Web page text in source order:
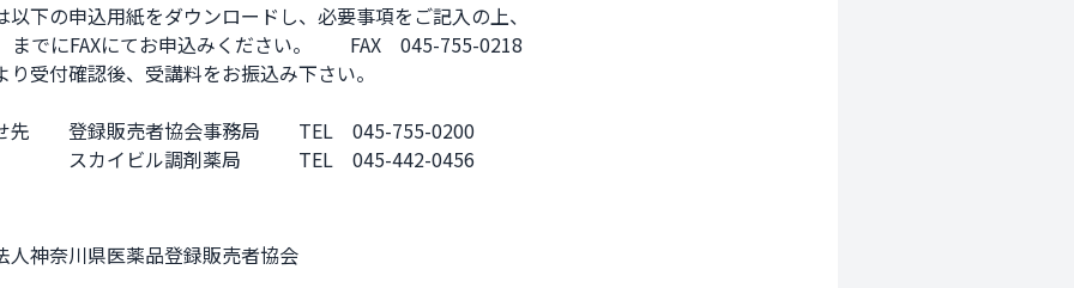
以下の申込用紙をダウンロードし、必要事項をご記入の上、
までにFAXにてお申込みください。　　FAX　045-755-0218
受付確認後、受講料をお振込み下さい。
先　　登録販売者協会事務局　　TEL　045-755-0200
ル調剤薬局　　　TEL　045-442-0456
人神奈川県医薬品登録販売者協会